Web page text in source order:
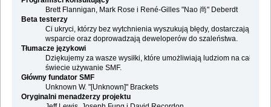
Brett Flannigan, Mark Rose i René-Gilles "Nao 尚" Deberdt
Beta testerzy
Ci ukryci, którzy bez wytchnienia wyszukują błędy, dostarczają
wsparcie oraz doprowadzają deweloperów do szaleństwa.
Tłumacze językowi
Dziękujemy za wasze wysiłki, które umożliwiają ludziom na całym
świecie używanie SMF.
Główny fundator SMF
Unknown W. "[Unknown]" Brackets
Oryginalni menadżerzy projektu